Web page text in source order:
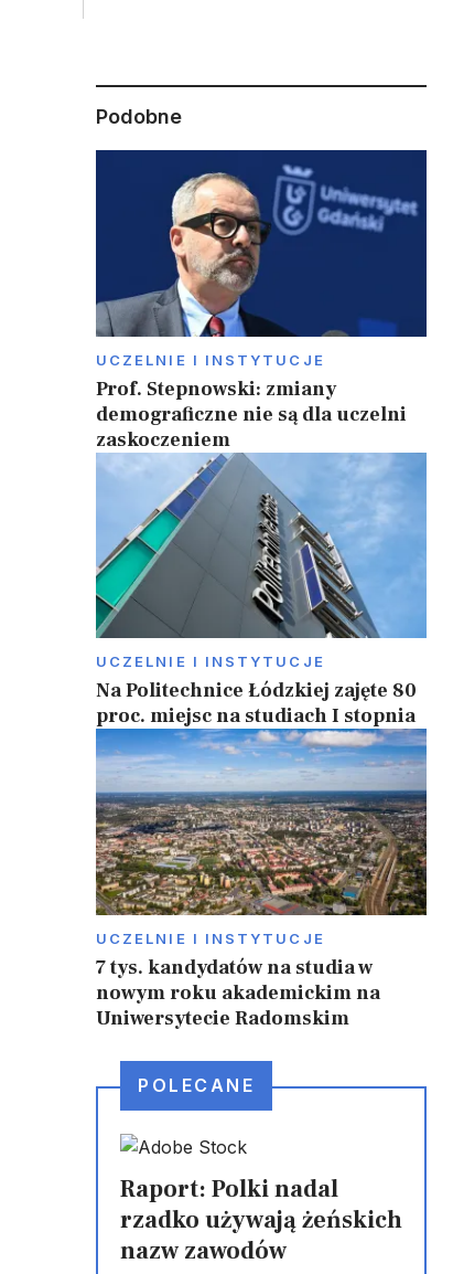
Podobne
UCZELNIE I INSTYTUCJE
Prof. Stepnowski: zmiany
demograficzne nie są dla uczelni
zaskoczeniem
UCZELNIE I INSTYTUCJE
Na Politechnice Łódzkiej zajęte 80
proc. miejsc na studiach I stopnia
UCZELNIE I INSTYTUCJE
7 tys. kandydatów na studia w
nowym roku akademickim na
Uniwersytecie Radomskim
POLECANE
Raport: Polki nadal
rzadko używają żeńskich
nazw zawodów